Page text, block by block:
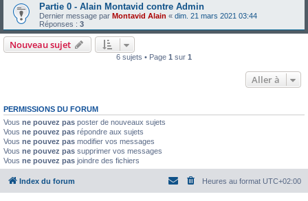
Partie 0 - Alain Montavid contre Admin
Dernier message par Montavid Alain « dim. 21 mars 2021 03:44
Réponses : 3
Nouveau sujet
6 sujets • Page 1 sur 1
Aller à
PERMISSIONS DU FORUM
Vous ne pouvez pas poster de nouveaux sujets
Vous ne pouvez pas répondre aux sujets
Vous ne pouvez pas modifier vos messages
Vous ne pouvez pas supprimer vos messages
Vous ne pouvez pas joindre des fichiers
Index du forum Heures au format UTC+02:00